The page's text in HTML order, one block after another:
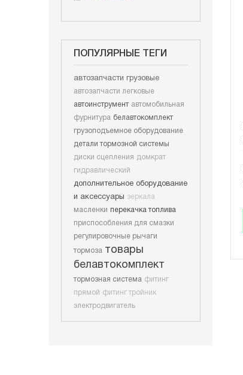
ПОПУЛЯРНЫЕ ТЕГИ
автозапчасти грузовые
автозапчасти легковые
автоинструмент автомобильная
фурнитура белавтокомплект
грузоподъемное оборудование
детали тормозной системы
диски сцепления
домкрат
гидравлический
дополнительное оборудование
и аксессуары зеркала
масленки перекачка топлива
приспособления для смазки
регулировочные рычаги
тормоза товары
белавтокомплект
тормозная система фитинг
прямой фитинг тройник
электродвигатель